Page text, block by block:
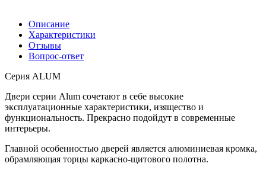
Описание
Характеристики
Отзывы
Вопрос-ответ
Серия ALUM
Двери серии Alum сочетают в себе высокие
эксплуатационные характеристики, изящество и
функциональность. Прекрасно подойдут в современные
интерьеры.
Главной особенностью дверей является алюминиевая кромка,
обрамляющая торцы каркасно-щитового полотна.